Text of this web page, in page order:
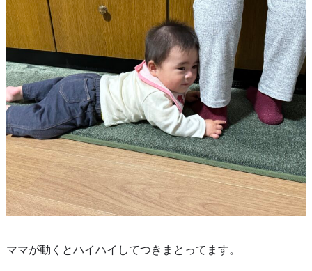
ママが動くとハイハイしてつきまとってます。